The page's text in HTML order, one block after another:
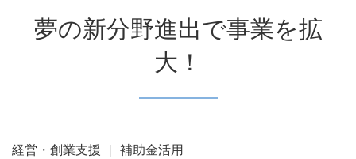
夢の新分野進出で事業を拡
大！
経営・創業支援 ｜ 補助金活用